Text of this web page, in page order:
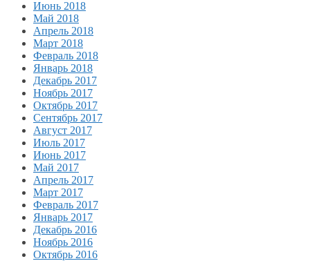
Июнь 2018
Май 2018
Апрель 2018
Март 2018
Февраль 2018
Январь 2018
Декабрь 2017
Ноябрь 2017
Октябрь 2017
Сентябрь 2017
Август 2017
Июль 2017
Июнь 2017
Май 2017
Апрель 2017
Март 2017
Февраль 2017
Январь 2017
Декабрь 2016
Ноябрь 2016
Октябрь 2016